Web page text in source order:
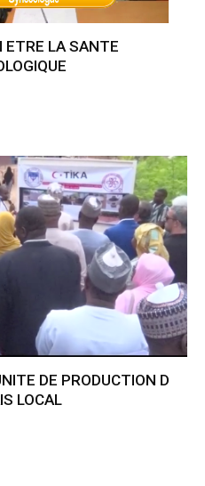
ETRE LA SANTE
DE PRODUCTION D
LOCAL